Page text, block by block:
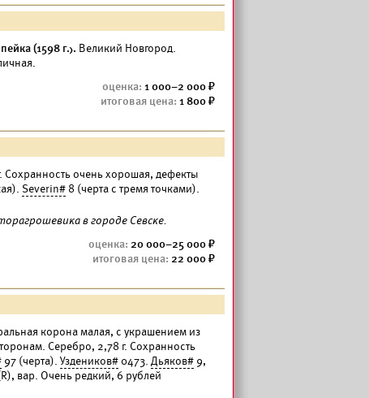
(1598 г.). Великий Новгород.
1 000–2 000
1 800
Сохранность очень хорошая, дефекты
Severin# 8 (черта с тремя точками).
в городе Севске.
20 000–25 000
22 000
корона малая, с украшением из
Серебро, 2,78 г. Сохранность
97 (черта). Уздеников# 0473. Дьяков# 9,
вар. Очень редкий, 6 рублей